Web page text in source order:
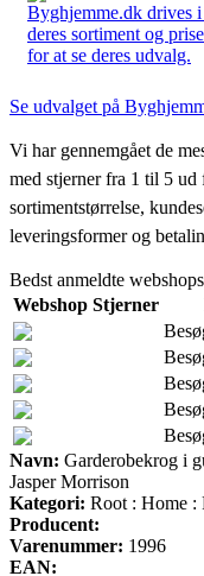
Byghjemme.dk drives
deres sortiment og
for at se deres udvalg.
Se udvalget på
Vi har gennemgået de
med stjerner fra 1 til 5 ud
sortimentstørrelse,
leveringsformer og
Bedst anmeldte webshops
Webshop Stjerner
Navn: Garderobekrog i
Jasper Morrison
Kategori: Root : Home :
Producent:
Varenummer: 1996
EAN: